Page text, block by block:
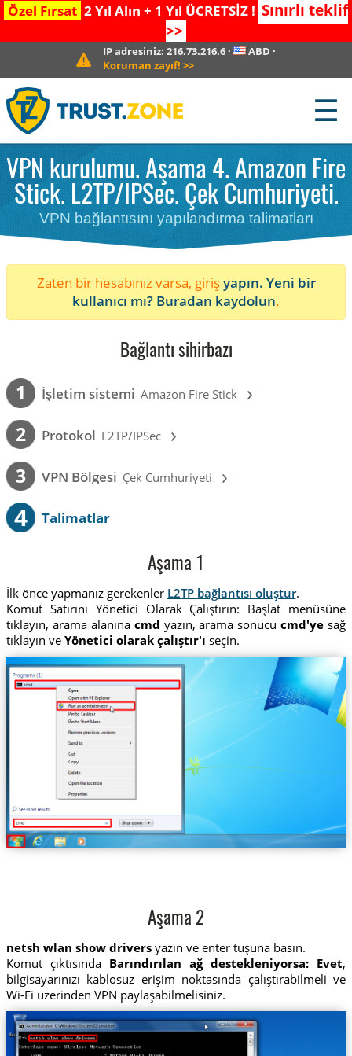
Özel Fırsat 2 Yıl Alın + 1 Yıl ÜCRETSİZ ! Sınırlı teklif
>>
IP adresiniz:216.73.216.6 · ABD ·
Koruman zayıf! >>
☰
VPN kurulumu. Aşama 4. Amazon Fire
Stick. L2TP/IPSec. Çek Cumhuriyeti.
VPN bağlantısını yapılandırma talimatları
Zaten bir hesabınız varsa, girişyapın. Yeni bir
kullanıcı mı? Buradan kaydolun.
Bağlantı sihirbazı
1 İşletim sistemi Amazon Fire Stick ›
2 Protokol L2TP/IPSec ›
3 VPN Bölgesi Çek Cumhuriyeti ›
4 Talimatlar
Aşama 1
İlk önce yapmanız gerekenler L2TP bağlantısı oluştur.
Komut Satırını Yönetici Olarak Çalıştırın: Başlat menüsüne
tıklayın, arama alanına cmd yazın, arama sonucucmd'ye sağ
tıklayın ve Yönetici olarak çalıştır'ı seçin.
Aşama 2
netsh wlan show driversyazın ve enter tuşuna basın.
Komut çıktısında Barındırılan ağ destekleniyorsa: Evet,
bilgisayarınızı kablosuz erişim noktasında çalıştırabilmeli ve
Wi-Fi üzerinden VPN paylaşabilmelisiniz.